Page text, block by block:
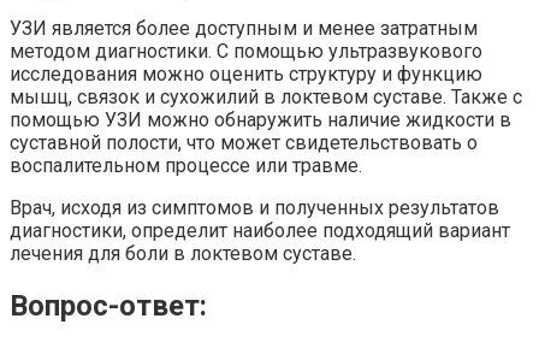
УЗИ является более доступным и менее затратным
методом диагностики. С помощью ультразвукового
исследования можно оценить структуру и функцию
мышц, связок и сухожилий в локтевом суставе. Также с
помощью УЗИ можно обнаружить наличие жидкости в
суставной полости, что может свидетельствовать о
воспалительном процессе или травме.
Врач, исходя из симптомов и полученных результатов
диагностики, определит наиболее подходящий вариант
лечения для боли в локтевом суставе.
Вопрос-ответ: